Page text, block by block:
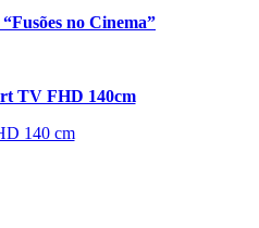
no Cinema”
TV FHD 140cm